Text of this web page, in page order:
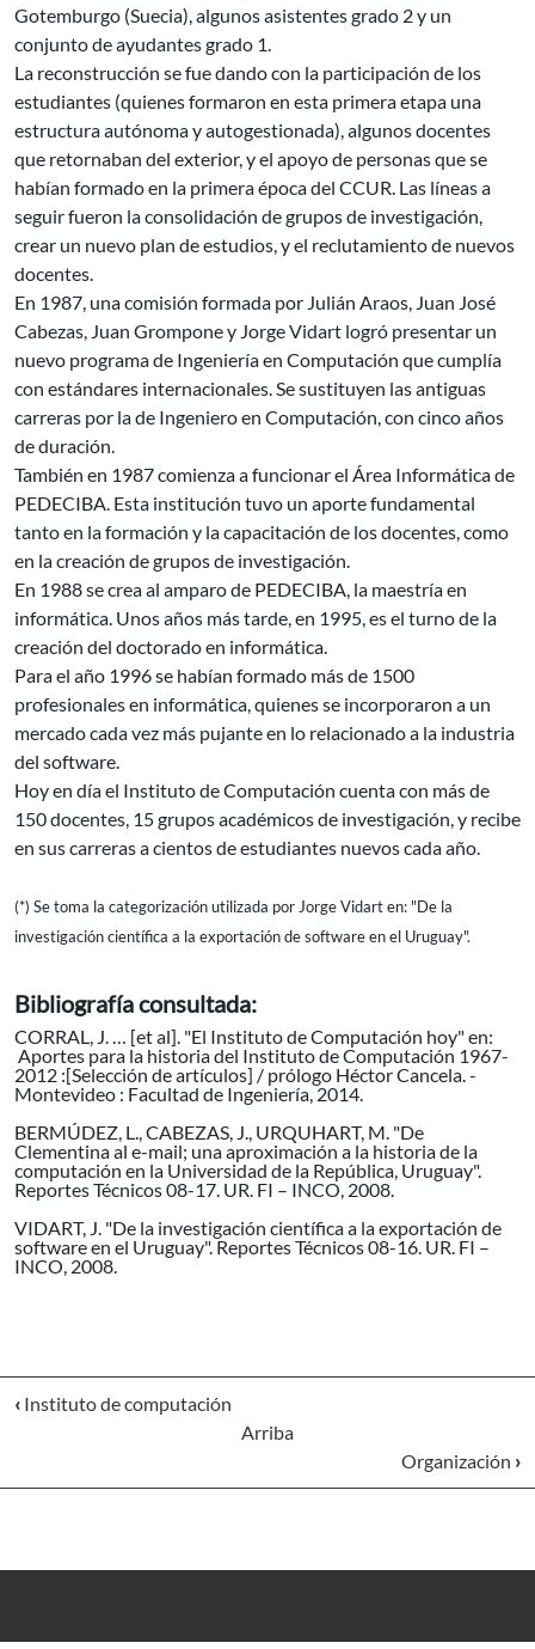
Gotemburgo (Suecia), algunos asistentes grado 2 y un
conjunto de ayudantes grado 1.
La reconstrucción se fue dando con la participación de los
estudiantes (quienes formaron en esta primera etapa una
estructura autónoma y autogestionada), algunos docentes
que retornaban del exterior, y el apoyo de personas que se
habían formado en la primera época del CCUR. Las líneas a
seguir fueron la consolidación de grupos de investigación,
crear un nuevo plan de estudios, y el reclutamiento de nuevos
docentes.
En 1987, una comisión formada por Julián Araos, Juan José
Cabezas, Juan Grompone y Jorge Vidart logró presentar un
nuevo programa de Ingeniería en Computación que cumplía
con estándares internacionales. Se sustituyen las antiguas
carreras por la de Ingeniero en Computación, con cinco años
de duración.
También en 1987 comienza a funcionar el Área Informática de
PEDECIBA. Esta institución tuvo un aporte fundamental
tanto en la formación y la capacitación de los docentes, como
en la creación de grupos de investigación.
En 1988 se crea al amparo de PEDECIBA, la maestría en
informática. Unos años más tarde, en 1995, es el turno de la
creación del doctorado en informática.
Para el año 1996 se habían formado más de 1500
profesionales en informática, quienes se incorporaron a un
mercado cada vez más pujante en lo relacionado a la industria
del software.
Hoy en día el Instituto de Computación cuenta con más de
150 docentes, 15 grupos académicos de investigación, y recibe
en sus carreras a cientos de estudiantes nuevos cada año.
(*) Se toma la categorización utilizada por Jorge Vidart en: "De la
investigación científica a la exportación de software en el Uruguay".
Bibliografía consultada:
CORRAL, J. … [et al]. "El Instituto de Computación hoy" en:
Aportes para la historia del Instituto de Computación 1967-
2012 :[Selección de artículos] / prólogo Héctor Cancela. -
Montevideo : Facultad de Ingeniería, 2014.
BERMÚDEZ, L., CABEZAS, J., URQUHART, M. "De
Clementina al e-mail; una aproximación a la historia de la
computación en la Universidad de la República, Uruguay".
Reportes Técnicos 08-17. UR. FI – INCO, 2008.
VIDART, J. "De la investigación científica a la exportación de
software en el Uruguay". Reportes Técnicos 08-16. UR. FI –
INCO, 2008.
‹ Instituto de computación
Arriba
Organización ›